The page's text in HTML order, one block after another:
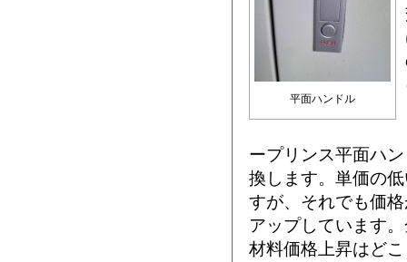
平面ハンドル
ープリンス平面ハ
換します。単価の
すが、それでも価
アップしています
材料価格上昇はど